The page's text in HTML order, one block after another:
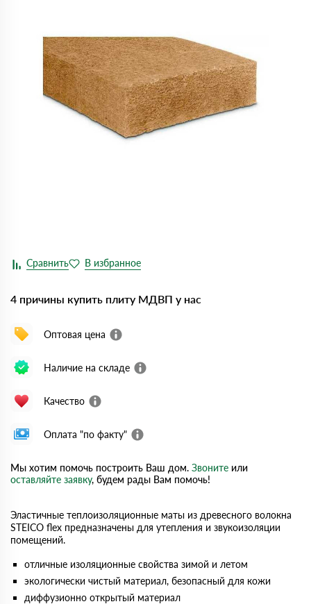
4 причины купить плиту МДВП у нас
Оптовая цена
Наличие на складе
Качество
Оплата "по факту"
Мы хотим помочь построить Ваш дом. Звоните или
оставляйте заявку, будем рады Вам помочь!
Эластичные теплоизоляционные маты из древесного волокна
STEICO flex предназначены для утепления и звукоизоляции
помещений.
отличные изоляционные свойства зимой и летом
экологически чистый материал, безопасный для кожи
диффузионно открытый материал